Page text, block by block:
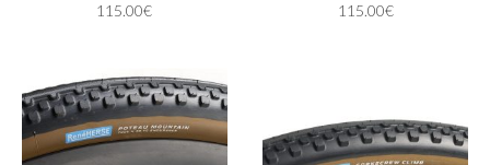
115.00€
115.00€